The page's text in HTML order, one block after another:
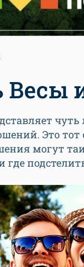
Весы
Это тот
могут
где